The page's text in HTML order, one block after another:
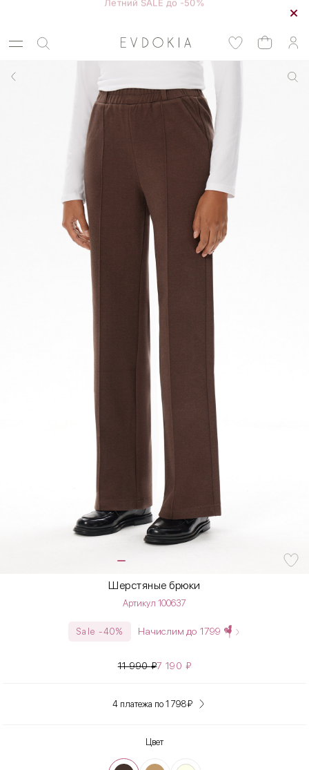
Курьерская доставка по Москве
Шерстяные брюки
Артикул 100637
Sale -40% Начислим до 1799
11 990₽7 190 ₽
4 платежа по 1 798₽
Цвет